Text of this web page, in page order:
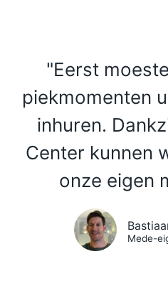
"Eerst
piekmomenten
inhuren.
Center kunnen
onze eigen
Mede-